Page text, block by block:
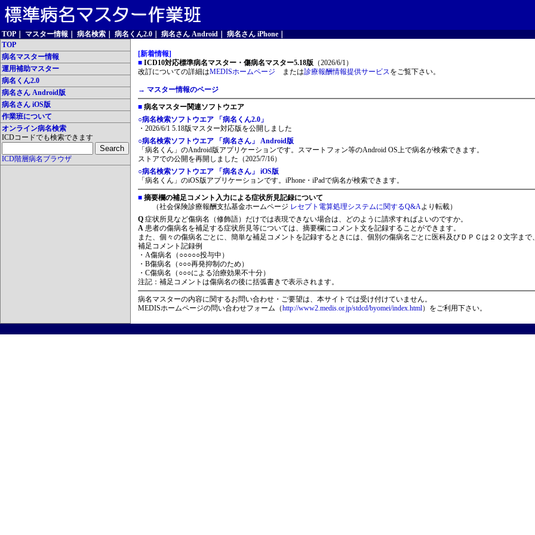
TOP マスター情報 病名検索 病名くん2.0 病名さん Android 病名さん iPhone
TOP
病名マスター情報
運用補助マスター
病名くん2.0
病名さん Android版
病名さん iOS版
作業班について
オンライン病名検索
ICDコードでも検索できます
ICD階層病名ブラウザ
[新着情報]
■ ICD10対応標準病名マスター・傷病名マスター5.18版 （2026/6/1）
改訂についての詳細はMEDISホームページ または診療報酬情報提供サービスをご覧下さい。
→ マスター情報のページ
■ 病名マスター関連ソフトウエア
○病名検索ソフトウエア 「病名くん2.0」
・2026/6/1 5.18版マスター対応版を公開しました
○病名検索ソフトウエア 「病名さん」 Android版
「病名くん」のAndroid版アプリケーションです。スマートフォン等のAndroid OS上で病名が検索できます。
ストアでの公開を再開しました（2025/7/16）
○病名検索ソフトウエア 「病名さん」 iOS版
「病名くん」のiOS版アプリケーションです。iPhone・iPadで病名が検索できます。
■ 摘要欄の補足コメント入力による症状所見記録について
（社会保険診療報酬支払基金ホームページ レセプト電算処理システムに関するQ&Aより転載）
Q 症状所見など傷病名（修飾語）だけでは表現できない場合は、どのように請求すればよいのですか。
A 患者の傷病名を補足する症状所見等については、摘要欄にコメント文を記録することができます。
また、個々の傷病名ごとに、簡単な補足コメントを記録するときには、個別の傷病名ごとに医科及びＤＰＣは２０文字まで
補足コメント記録例
・A傷病名（○○○○○投与中）
・B傷病名（○○○再発抑制のため）
・C傷病名（○○○による治療効果不十分）
注記：補足コメントは傷病名の後に括弧書きで表示されます。
病名マスターの内容に関するお問い合わせ・ご要望は、本サイトでは受け付けていません。
MEDISホームページの問い合わせフォーム（http://www2.medis.or.jp/stdcd/byomei/index.html）をご利用下さい。